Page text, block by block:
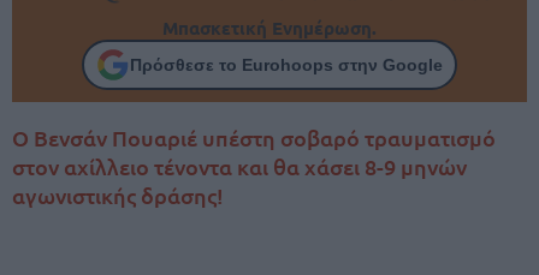
Μπασκετική Ενημέρωση.
Πρόσθεσε το Eurohoops στην Google
Ο Βενσάν Πουαριέ υπέστη σοβαρό τραυματισμό
στον αχίλλειο τένοντα και θα χάσει 8-9 μηνών
αγωνιστικής δράσης!